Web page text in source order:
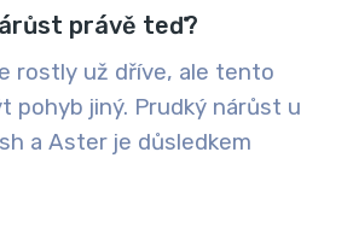
právě teď?
rostly už dříve, ale tento
pohyb jiný. Prudký nárůst u
a Aster je důsledkem